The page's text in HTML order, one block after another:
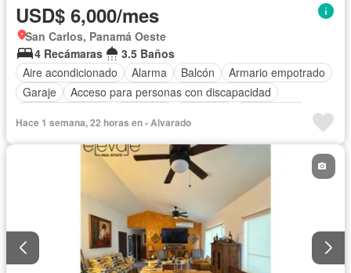
USD$ 6,000/mes
San Carlos, Panamá Oeste
4 Recámaras
3.5 Baños
Aire acondicionado
Alarma Balcón
Armario empotrado
Garaje
Acceso para personas con discapacidad
Vista panorámica
Seguridad Piscina
Hace 1 semana, 22 horas en - Alvarado